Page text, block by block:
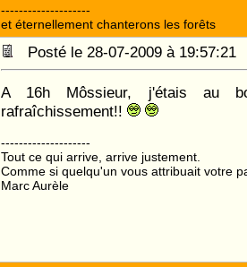
--------------------
et éternellement chanterons les forêts
Posté le 28-07-2009 à
A 16h Môssieur, j'étais au
rafraîchissement!!
--------------------
Tout ce qui arrive, arrive justement.
Comme si quelqu'un vous attribuait votre
Marc Aurèle